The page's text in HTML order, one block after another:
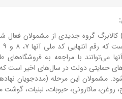
امروز (یکشنبه ۲۴ خرداد ۱۴۰۵) کالابرگ گروه
می‌توانند با مراجعه به فروشگاه‌های
حمایتی دولت در سال‌های اخیر
روغن، ماکارونی، حبوبات، لبنیات،